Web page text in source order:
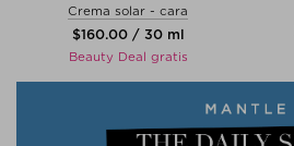
Crema solar - cara
$‌160.00 / 30 ml
Beauty Deal gratis